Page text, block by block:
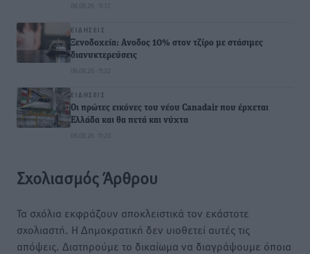
06.08.26 · 11:37
ΕΙΔΉΣΕΙΣ
Ξενοδοχεία: Ανοδος 10% στον τζίρο με στάσιμες
διανυκτερεύσεις
06.08.26 · 11:32
ΕΙΔΉΣΕΙΣ
Οι πρώτες εικόνες του νέου Canadair που έρχεται
Ελλάδα και θα πετά και νύχτα
06.08.26 · 11:20
Σχολιασμός Άρθρου
Τα σχόλια εκφράζουν αποκλειστικά τον εκάστοτε
σχολιαστή. Η Δημοκρατική δεν υιοθετεί αυτές τις
απόψεις. Διατηρούμε το δικαίωμα να διαγράψουμε όποια